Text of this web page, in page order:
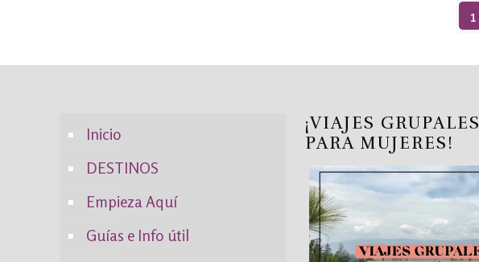
1
Inicio
DESTINOS
Empieza Aquí
Guías e Info útil
¡VIAJES GRUPALES
PARA MUJERES!